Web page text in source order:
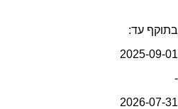
בתוקף עד:
2025-09-01
-
2026-07-31